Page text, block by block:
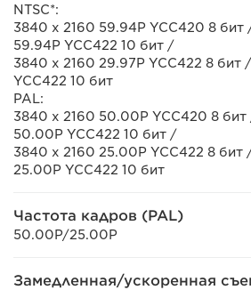
NTSC*:
3840 x 2160 59.94P YCC420 8 бит
59.94P YCC422 10 бит /
3840 x 2160 29.97P YCC422 8 бит
YCC422 10 бит
PAL:
3840 x 2160 50.00P YCC420 8 бит
50.00P YCC422 10 бит /
3840 x 2160 25.00P YCC422 8 бит
25.00P YCC422 10 бит
Частота кадров (PAL)
50.00P/25.00P
Замедленная/ускоренная